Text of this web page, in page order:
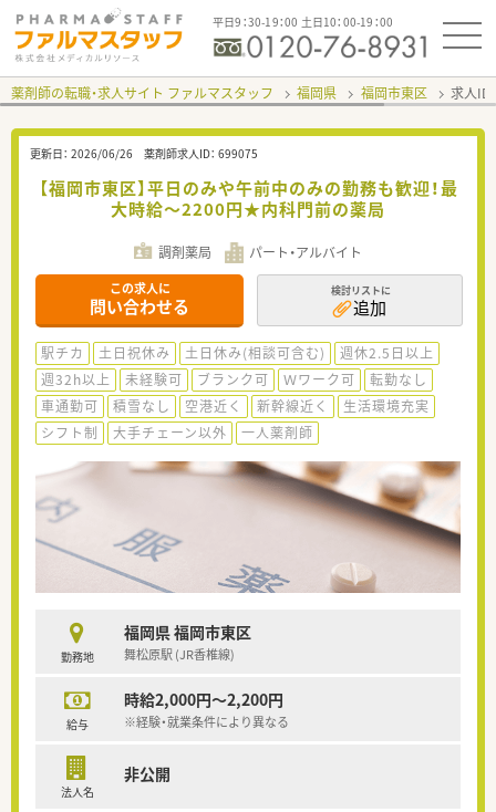
平日9：30-19：00 土日10：00-19：00
薬剤師の転職・求人サイト ファルマスタッフ 福岡県 福岡市東区 求人ID
更新日： 2026/06/26 薬剤師求人ID： 699075
【福岡市東区】平日のみや午前中のみの勤務も歓迎！最
大時給～2200円★内科門前の薬局
調剤薬局 パート・アルバイト
この求人に
問い合わせる
検討リストに
追加
駅チカ 土日祝休み 土日休み(相談可含む)
週休2.5日以上
週32h以上
未経験可 ブランク可 Ｗワーク可
転勤なし
車通勤可
積雪なし 空港近く 新幹線近く
生活環境充実
シフト制
大手チェーン以外 一人薬剤師
勤務地
福岡県 福岡市東区
舞松原駅 (JR香椎線)
給与
時給2,000円～2,200円
※経験・就業条件により異なる
法人名
非公開